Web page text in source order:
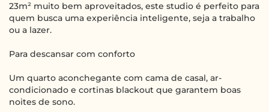
23m² muito bem aproveitados, este studio é perfeito para
quem busca uma experiência inteligente, seja a trabalho
ou a lazer.
Para descansar com conforto
Um quarto aconchegante com cama de casal, ar-
condicionado e cortinas blackout que garantem boas
noites de sono.